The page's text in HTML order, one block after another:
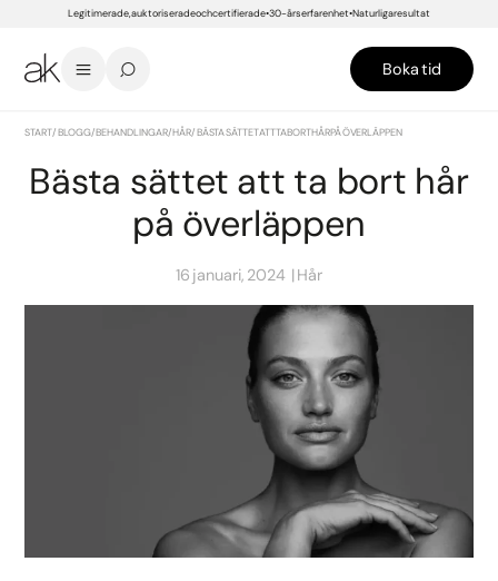
Legitimerade, auktoriserade och certifierade 30-års erfarenhet Naturliga resultat
Boka tid
START/BLOGG/BEHANDLINGAR/HÅR/BÄSTA SÄTTET ATT TA BORT HÅR PÅ ÖVERLÄPPEN
Bästa sättet att ta bort hår
på överläppen
16 januari, 2024 Hår